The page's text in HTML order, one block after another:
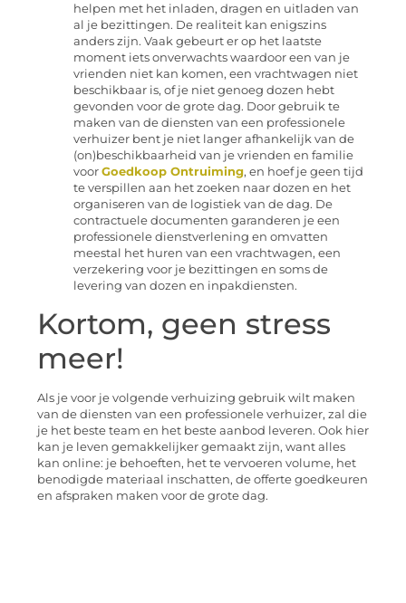
helpen met het inladen, dragen en uitladen van
al je bezittingen. De realiteit kan enigszins
anders zijn. Vaak gebeurt er op het laatste
moment iets onverwachts waardoor een van je
vrienden niet kan komen, een vrachtwagen niet
beschikbaar is, of je niet genoeg dozen hebt
gevonden voor de grote dag. Door gebruik te
maken van de diensten van een professionele
verhuizer bent je niet langer afhankelijk van de
(on)beschikbaarheid van je vrienden en familie
voor Goedkoop Ontruiming, en hoef je geen tijd
te verspillen aan het zoeken naar dozen en het
organiseren van de logistiek van de dag. De
contractuele documenten garanderen je een
professionele dienstverlening en omvatten
meestal het huren van een vrachtwagen, een
verzekering voor je bezittingen en soms de
levering van dozen en inpakdiensten.
Kortom, geen stress
meer!
Als je voor je volgende verhuizing gebruik wilt maken
van de diensten van een professionele verhuizer, zal die
je het beste team en het beste aanbod leveren. Ook hier
kan je leven gemakkelijker gemaakt zijn, want alles
kan online: je behoeften, het te vervoeren volume, het
benodigde materiaal inschatten, de offerte goedkeuren
en afspraken maken voor de grote dag.